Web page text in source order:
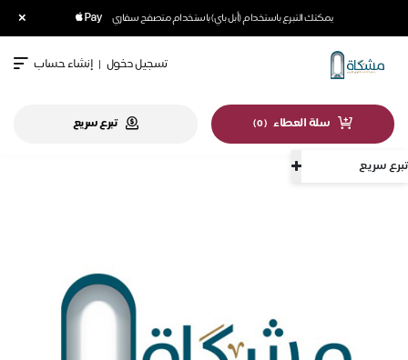
يمكنك التبرع باستخدام (أبل باي) باستخدام متصفح سفاري ×
تبرع سريع
تسجيل دخول | إنشاء حساب
سلة العطاء (
0
) تبرع سريع